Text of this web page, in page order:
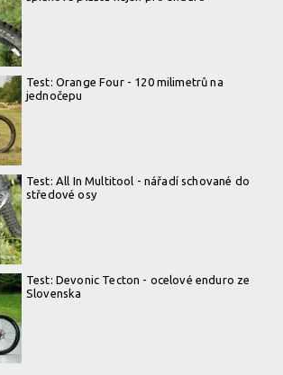
Test: Orange Four - 120 milimetrů na
jednočepu
Test: All In Multitool - nářadí schované do
středové osy
Test: Devonic Tecton - ocelové enduro ze
Slovenska